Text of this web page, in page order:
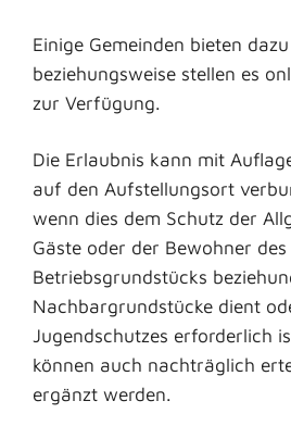
Einige Gemeinden bieten
beziehungsweise stellen es
zur Verfügung.
Die Erlaubnis kann mit
auf den Aufstellungsort
wenn dies dem Schutz der
Gäste oder der Bewohner
Betriebsgrundstücks
Nachbargrundstücke dient
Jugendschutzes erforderlich
können auch nachträglich
ergänzt werden.